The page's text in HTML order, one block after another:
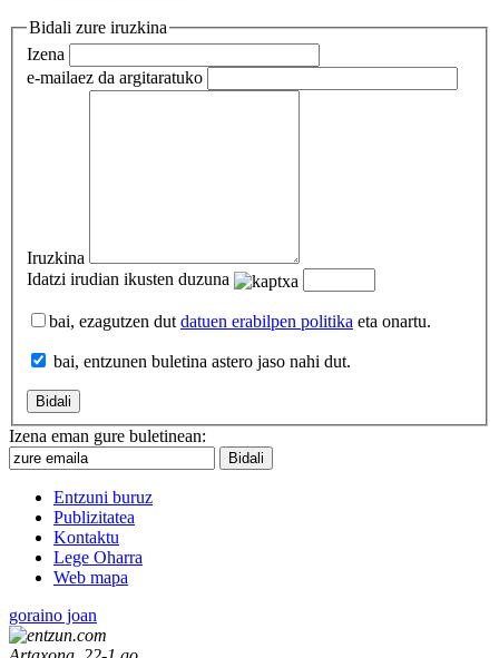
Bidali zure iruzkina
Izena
e-mailaez da argitaratuko
Iruzkina
Idatzi irudian ikusten duzuna
bai, ezagutzen dut datuen erabilpen politika eta onartu.
bai, entzunen buletina astero jaso nahi dut.
Izena eman gure buletinean:
Entzuni buruz
Publizitatea
Kontaktu
Lege Oharra
Web mapa
goraino joan